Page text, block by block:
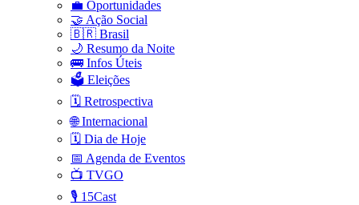
💼 Oportunidades
🤝 Ação Social
🇧🇷 Brasil
🌙 Resumo da Noite
🚌 Infos Úteis
🗳️ Eleições
🗓️ Retrospectiva
🌐 Internacional
🗓️ Dia de Hoje
📅 Agenda de Eventos
📺 TVGO
🎙️ 15Cast